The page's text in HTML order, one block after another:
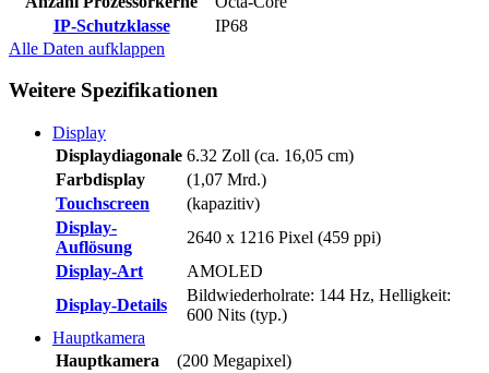
IP-Schutzklasse
IP68
Alle Daten aufklappen
Weitere Spezifikationen
Display
Displaydiagonale 6.32 Zoll (ca. 16,05 cm)
Farbdisplay
(1,07 Mrd.)
Touchscreen
(kapazitiv)
Display-
Auflösung
2640 x 1216 Pixel (459 ppi)
Display-Art
AMOLED
Display-Details
Bildwiederholrate: 144 Hz, Helligkeit:
600 Nits (typ.)
Hauptkamera
Hauptkamera
(200 Megapixel)